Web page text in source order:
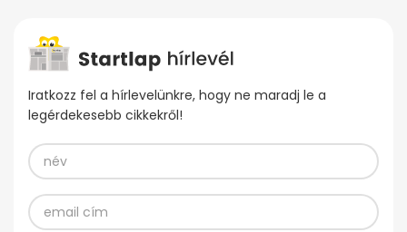
Iratkozz fel a hírlevelünkre, hogy ne maradj le a
legérdekesebb cikkekről!